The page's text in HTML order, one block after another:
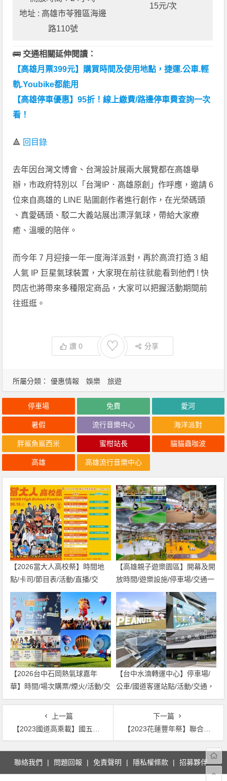
地址 : 高雄市苓雅區海邊
路110號
15元/次
🚌 交通相關延伸閱讀：
【高雄月票399元】購買時間及使用地點，捷運.公車.輕
軌.Youbike都能用
【高雄停車優惠】95折！線上繳費/路邊停車費查詢一次
看！
🔺 回目錄
去年因台灣文博會、台灣設計展兩大展覽都在高雄舉
辦，市政府特別以「台灣IP．高雄原創」作呼應，邀請 6
位來自高雄的 LINE 貼圖創作者進行創作，在光榮碼頭
、真愛碼頭、駁二大義站展出漂浮氣球，帶給大家療
癒、溫暖的陪伴。
而今年 7 月迎接一年一度海洋派對，再於高流打造 3 組
人氣 IP 巨星氣球裝置，大家現在前往就能看到他們 ! 快
閃店也將帶來多種限定商品，大家可以把握活動期間前
往逛逛。
讚0 ♡ 分享
所屬分類： 優惠情報 娛樂 旅遊
停車場 免費 愛河
暑假 流行音樂中心 海洋派對
胖鯊魚鯊西米 蜜柑站長 貓貓蟲咖波
高雄 高雄流行音樂中心
【2026當大人高校祭】時間地
點/卡司/節目表/活動/直播/交
通，免費入場！
【高雄親子遊樂園區】開幕及開
放時間/遊樂設施/停車場/交通一
次看！
【2026台中石岡熱氣球嘉年
華】時間/場次購票/煙火/活動/交
通，土牛運動公園登場！
【台中水湳轉運中心】停車場/
公車/國道客運站點/活動/交通，
啟用免費停車！
上一篇
【2023國道高乘載】國五北上南下管制時間/即時路況/交通疏導整理(112)
下一篇
【2023花蓮豐年祭】聯合豐年節時間地點/節目表/攤位/交通一次看！(112年)
文
導
聯絡我們 問題回報 免責聲明 隱私權條款 招募夥伴